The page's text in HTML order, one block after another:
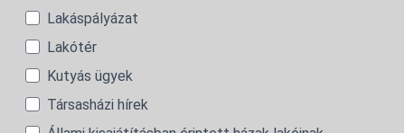
Lakáspályázat
Lakótér
Kutyás ügyek
Társasházi hírek